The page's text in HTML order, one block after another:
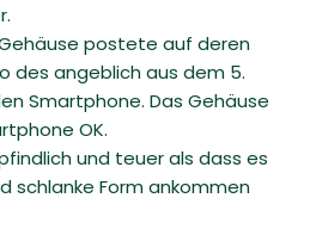
Gehäuse postete auf deren
des angeblich aus dem 5.
Smartphone. Das Gehäuse
OK.
und teuer als dass es
schlanke Form ankommen